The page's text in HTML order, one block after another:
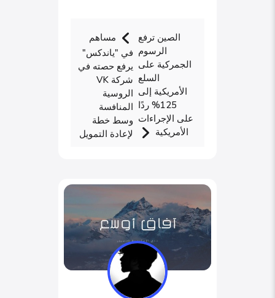
مساهم
في "ياندكس"
يرفع حصته في
شركة VK
الروسية
المنافسة
وسط خطة
لإعادة التمويل
الصين ترفع
الرسوم
الجمركية على
السلع
الأمريكية إلى
125% ردًا
على الإجراءات
الأمريكية